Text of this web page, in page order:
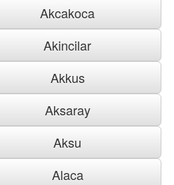
Akcakoca
Akincilar
Akkus
Aksaray
Aksu
Alaca